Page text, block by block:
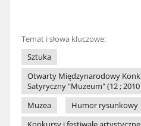
Temat i słowa kluczowe:
Sztuka
Otwarty Międzynarodowy
Satyryczny "Muzeum" (12 ;
Muzea
Humor rysunkowy